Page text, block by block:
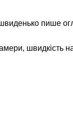
швиденько пише
швидкість